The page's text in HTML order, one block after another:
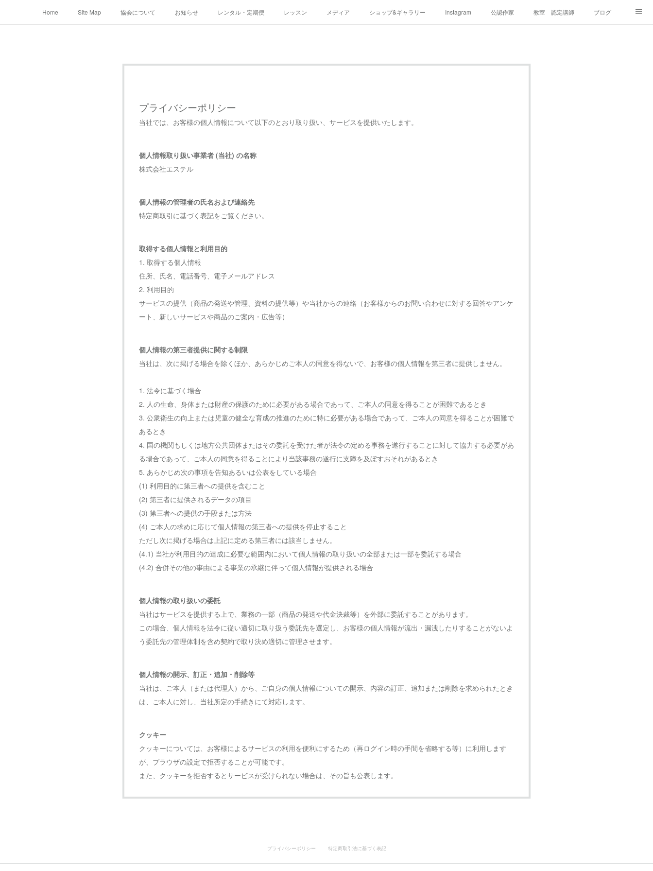
Home Site Map 協会について お知らせ レンタル・定期便 レッスン メディア ショップ&ギャラリー Instagram 公認作家 教室 認定講師 ブログ
プライバシーポリシー
当社では、お客様の個人情報について以下のとおり取り扱い、サービスを提供いたします。
個人情報取り扱い事業者 (当社) の名称
株式会社エステル
個人情報の管理者の氏名および連絡先
特定商取引に基づく表記をご覧ください。
取得する個人情報と利用目的
1. 取得する個人情報
住所、氏名、電話番号、電子メールアドレス
2. 利用目的
サービスの提供（商品の発送や管理、資料の提供等）や当社からの連絡（お客様からのお問い合わせに対する回答やアンケ
ート、新しいサービスや商品のご案内・広告等）
個人情報の第三者提供に関する制限
当社は、次に掲げる場合を除くほか、あらかじめご本人の同意を得ないで、お客様の個人情報を第三者に提供しません。
1. 法令に基づく場合
2. 人の生命、身体または財産の保護のために必要がある場合であって、ご本人の同意を得ることが困難であるとき
3. 公衆衛生の向上または児童の健全な育成の推進のために特に必要がある場合であって、ご本人の同意を得ることが困難で
あるとき
4. 国の機関もしくは地方公共団体またはその委託を受けた者が法令の定める事務を遂行することに対して協力する必要があ
る場合であって、ご本人の同意を得ることにより当該事務の遂行に支障を及ぼすおそれがあるとき
5. あらかじめ次の事項を告知あるいは公表をしている場合
(1) 利用目的に第三者への提供を含むこと
(2) 第三者に提供されるデータの項目
(3) 第三者への提供の手段または方法
(4) ご本人の求めに応じて個人情報の第三者への提供を停止すること
ただし次に掲げる場合は上記に定める第三者には該当しません。
(4.1) 当社が利用目的の達成に必要な範囲内において個人情報の取り扱いの全部または一部を委託する場合
(4.2) 合併その他の事由による事業の承継に伴って個人情報が提供される場合
個人情報の取り扱いの委託
当社はサービスを提供する上で、業務の一部（商品の発送や代金決裁等）を外部に委託することがあります。
この場合、個人情報を法令に従い適切に取り扱う委託先を選定し、お客様の個人情報が流出・漏洩したりすることがないよ
う委託先の管理体制を含め契約で取り決め適切に管理させます。
個人情報の開示、訂正・追加・削除等
当社は、ご本人（または代理人）から、ご自身の個人情報についての開示、内容の訂正、追加または削除を求められたとき
は、ご本人に対し、当社所定の手続きにて対応します。
クッキー
クッキーについては、お客様によるサービスの利用を便利にするため（再ログイン時の手間を省略する等）に利用します
が、ブラウザの設定で拒否することが可能です。
また、クッキーを拒否するとサービスが受けられない場合は、その旨も公表します。
プライバシーポリシー 特定商取引法に基づく表記